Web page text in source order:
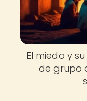
El miedo y
de grupo